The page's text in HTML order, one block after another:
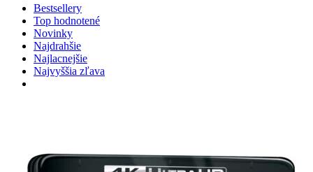
Bestsellery
Top hodnotené
Novinky
Najdrahšie
Najlacnejšie
Najvyššia zľava